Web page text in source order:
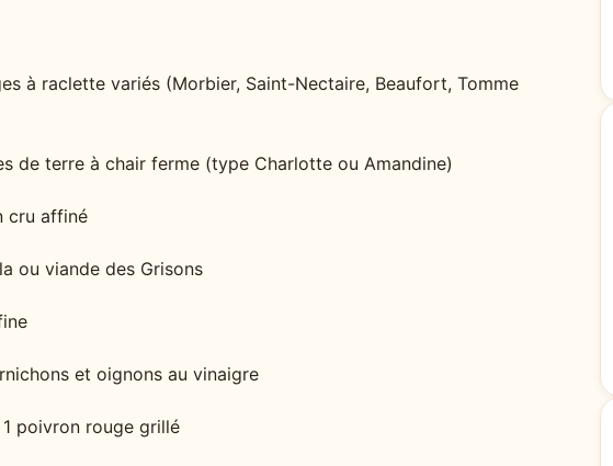
à raclette variés (Morbier, Saint-Nectaire, Beaufort, Tomme
de terre à chair ferme (type Charlotte ou Amandine)
cru affiné
ou viande des Grisons
et oignons au vinaigre
poivron rouge grillé